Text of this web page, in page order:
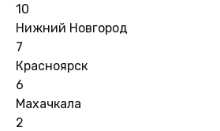
10
Нижний Новгород
7
Красноярск
6
Махачкала
2